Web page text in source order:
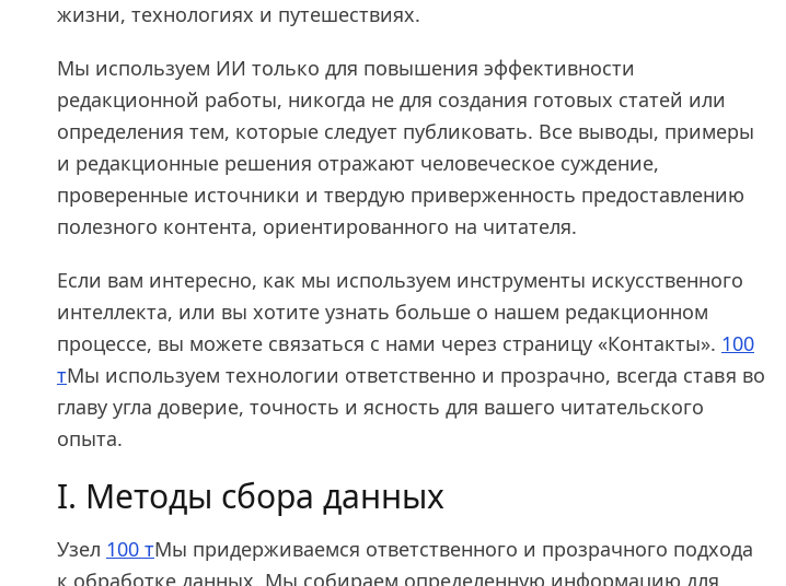
жизни, технологиях и путешествиях.
Мы используем ИИ только для повышения эффективности
редакционной работы, никогда не для создания готовых статей или
определения тем, которые следует публиковать. Все выводы, примеры
и редакционные решения отражают человеческое суждение,
проверенные источники и твердую приверженность предоставлению
полезного контента, ориентированного на читателя.
Если вам интересно, как мы используем инструменты искусственного
интеллекта, или вы хотите узнать больше о нашем редакционном
процессе, вы можете связаться с нами через страницу «Контакты». 100
тМы используем технологии ответственно и прозрачно, всегда ставя во
главу угла доверие, точность и ясность для вашего читательского
опыта.
I. Методы сбора данных
Узел 100 тМы придерживаемся ответственного и прозрачного подхода
к обработке данных. Мы собираем определенную информацию для